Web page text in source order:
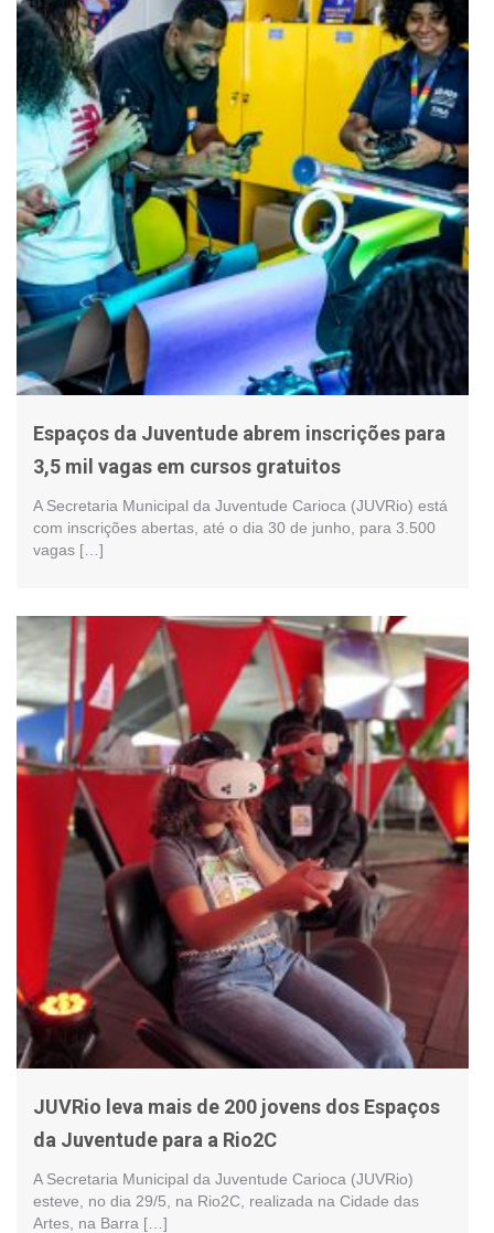
Espaços da Juventude abrem inscrições para
3,5 mil vagas em cursos gratuitos
A Secretaria Municipal da Juventude Carioca (JUVRio) está
com inscrições abertas, até o dia 30 de junho, para 3.500
vagas […]
JUVRio leva mais de 200 jovens dos Espaços
da Juventude para a Rio2C
A Secretaria Municipal da Juventude Carioca (JUVRio)
esteve, no dia 29/5, na Rio2C, realizada na Cidade das
Artes, na Barra […]